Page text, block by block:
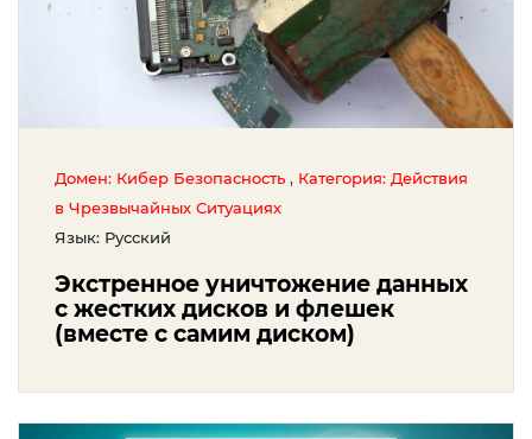
Домен: Кибер Безопасность , Категория: Действия
в Чрезвычайных Ситуациях
Язык: Русский
Экстренное уничтожение данных
c жестких дисков и флешек
(вместе с самим диском)